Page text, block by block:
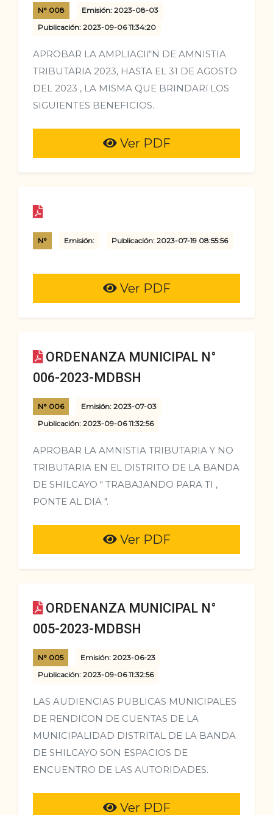
N° 008
Emisión: 2023-08-03
Publicación: 2023-09-06 11:34:20
APROBAR LA AMPLIACIí“N DE AMNISTIA
TRIBUTARIA 2023, HASTA EL 31 DE AGOSTO
DEL 2023 , LA MISMA QUE BRINDARí LOS
SIGUIENTES BENEFICIOS.
Ver PDF
N° Emisión: Publicación: 2023-07-19 08:55:56
Ver PDF
ORDENANZA MUNICIPAL N°
006-2023-MDBSH
N° 006
Emisión: 2023-07-03
Publicación: 2023-09-06 11:32:56
APROBAR LA AMNISTIA TRIBUTARIA Y NO
TRIBUTARIA EN EL DISTRITO DE LA BANDA
DE SHILCAYO " TRABAJANDO PARA TI ,
PONTE AL DIA ".
Ver PDF
ORDENANZA MUNICIPAL N°
005-2023-MDBSH
N° 005
Emisión: 2023-06-23
Publicación: 2023-09-06 11:32:56
LAS AUDIENCIAS PUBLICAS MUNICIPALES
DE RENDICON DE CUENTAS DE LA
MUNICIPALIDAD DISTRITAL DE LA BANDA
DE SHILCAYO SON ESPACIOS DE
ENCUENTRO DE LAS AUTORIDADES.
Ver PDF